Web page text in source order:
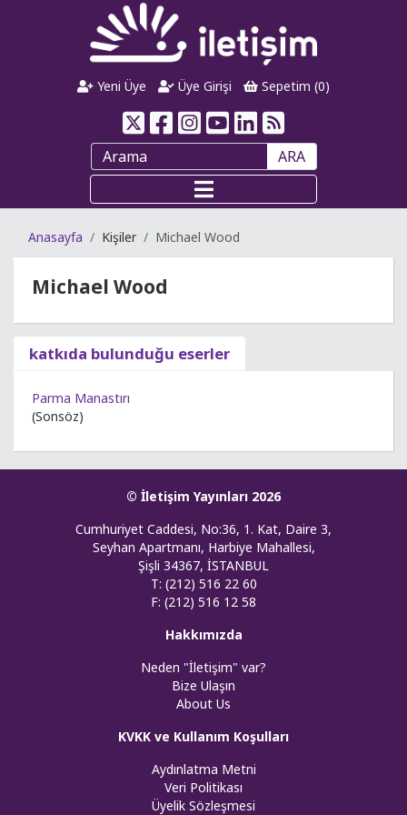
Yeni Üye Üye Girişi Sepetim (0)
ARA
Anasayfa Kişiler Michael Wood
Michael Wood
katkıda bulunduğu eserler
Parma Manastırı
(Sonsöz)
© İletişim Yayınları 2026
Cumhuriyet Caddesi, No:36, 1. Kat, Daire 3,
Seyhan Apartmanı, Harbiye Mahallesi,
Şişli 34367, İSTANBUL
T: (212) 516 22 60
F: (212) 516 12 58
Hakkımızda
Neden "İletişim" var?
Bize Ulaşın
About Us
KVKK ve Kullanım Koşulları
Aydınlatma Metni
Veri Politikası
Üyelik Sözleşmesi